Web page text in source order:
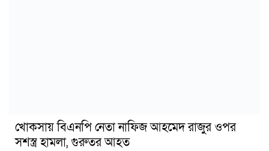
খোকসায় বিএনপি নেতা নাফিজ আহমেদ রাজুর ওপর
সশস্ত্র হামলা, গুরুতর আহত